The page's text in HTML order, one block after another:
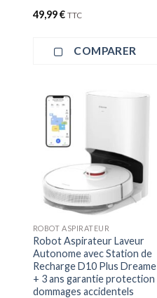
49,99€ TTC
COMPARER
+
ROBOT ASPIRATEUR
Robot Aspirateur Laveur
Autonome avec Station de
Recharge D10 Plus Dreame
+ 3 ans garantie protection
dommages accidentels